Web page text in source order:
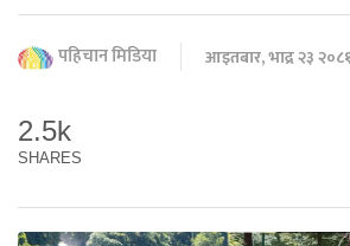
पहिचान मिडिया आइतबार, भाद्र २३
2.5k
SHARES